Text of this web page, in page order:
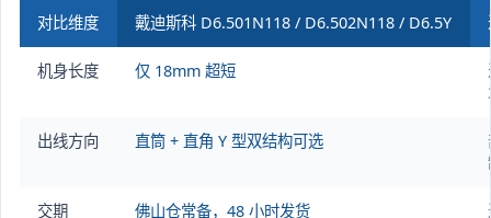
对比维度 戴迪斯科 D6.501N118 / D6.502N118 / D6.5Y
机身长度 仅 18mm 超短
出线方向 直筒 + 直角 Y 型双结构可选
交期 佛山仓常备，48 小时发货